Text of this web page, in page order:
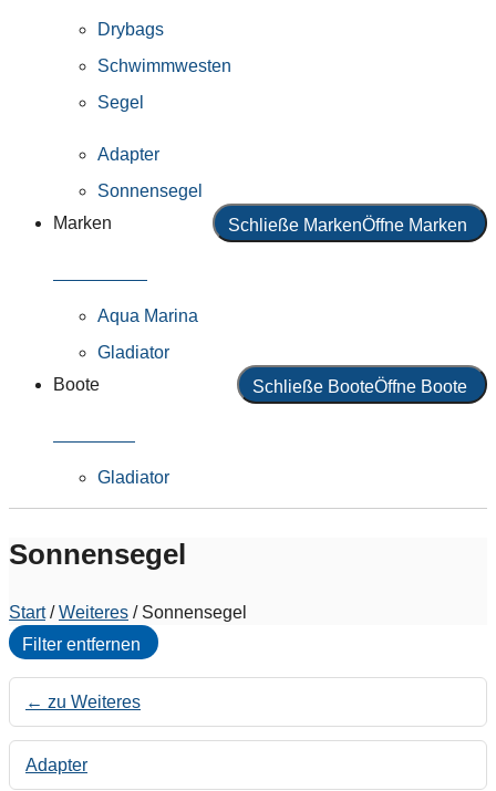
Drybags
Schwimmwesten
Segel
Adapter
Sonnensegel
Marken
Schließe MarkenÖffne Marken
Aqua Marina
Gladiator
Boote
Schließe BooteÖffne Boote
Gladiator
Sonnensegel
Start/Weiteres / Sonnensegel
Filter entfernen
← zu Weiteres
Adapter